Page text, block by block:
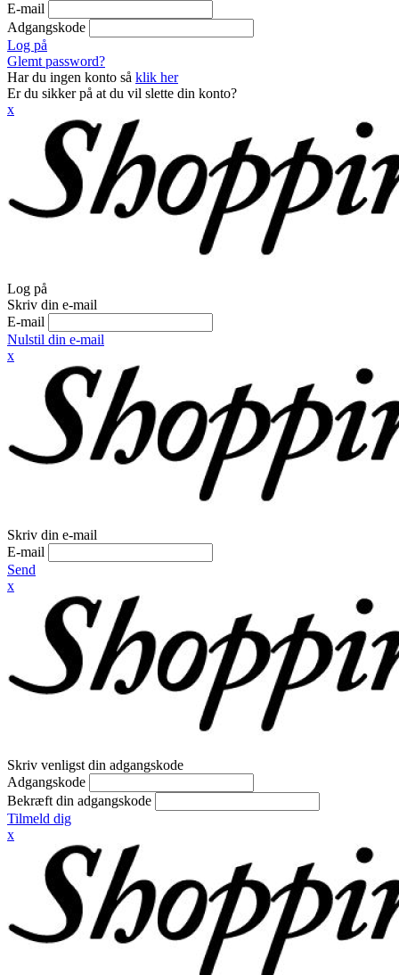
E-mail
Adgangskode
Log på
Glemt password?
Har du ingen konto så klik her
Er du sikker på at du vil slette din konto?
x
Log på
Skriv din e-mail
E-mail
Nulstil din e-mail
x
Skriv din e-mail
E-mail
Send
x
Skriv venligst din adgangskode
Adgangskode
Bekræft din adgangskode
Tilmeld dig
x